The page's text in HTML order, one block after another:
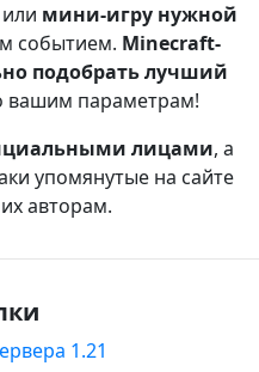
или мини-игру нужной
событием. Minecraft-
подобрать лучший
вашим параметрам!
лицами, а
упомянутые на сайте
авторам.
1.21